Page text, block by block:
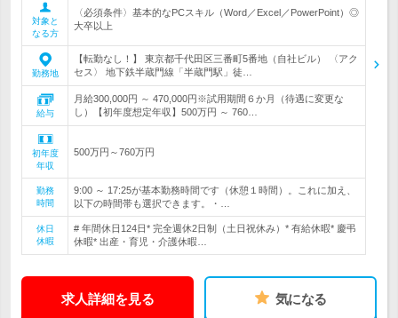
対象と
なる方
〈必須条件〉基本的なPCスキル（Word／Excel／PowerPoint）◎
大卒以上
勤務地
【転勤なし！】 東京都千代田区三番町5番地（自社ビル） 〈アク
セス〉 地下鉄半蔵門線「半蔵門駅」徒…
給与
月給300,000円 ～ 470,000円※試用期間６か月（待遇に変更な
し）【初年度想定年収】500万円 ～ 760…
初年度
年収
500万円～760万円
勤務
時間
9:00 ～ 17:25が基本勤務時間です（休憩１時間）。これに加え、
以下の時間帯も選択できます。・…
休日
休暇
# 年間休日124日* 完全週休2日制（土日祝休み）* 有給休暇* 慶弔
休暇* 出産・育児・介護休暇…
求人詳細を見る 気になる